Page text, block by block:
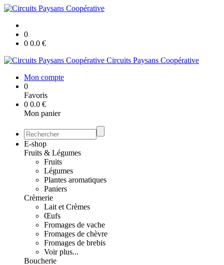
0
0 0.0 €
Circuits Paysans Coopérative
Mon compte
0
Favoris
0 0.0 €
Mon panier
E-shop
Fruits & Légumes
Fruits
Légumes
Plantes aromatiques
Paniers
Crèmerie
Lait et Crèmes
Œufs
Fromages de vache
Fromages de chèvre
Fromages de brebis
Voir plus...
Boucherie